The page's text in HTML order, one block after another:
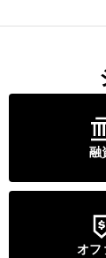
融
オフ